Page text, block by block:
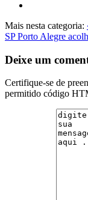
Mais nesta categoria:
SPPorto Alegre
Deixe um
Certifique-se de
permitido código